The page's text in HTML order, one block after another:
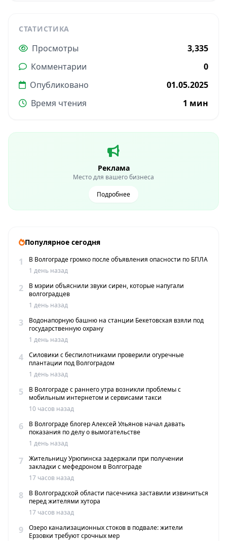
СТАТИСТИКА
Просмотры
3,335
Комментарии
0
Опубликовано
01.05.2025
Время чтения
1 мин
Реклама
Место для вашего бизнеса
Подробнее
Популярное сегодня
1
В Волгограде громко после объявления опасности по БПЛА
1 день назад
2
В мэрии объяснили звуки сирен, которые напугали
волгоградцев
1 день назад
3
Водонапорную башню на станции Бекетовская взяли под
государственную охрану
1 день назад
4
Силовики с беспилотниками проверили огуречные
плантации под Волгоградом
1 день назад
5
В Волгограде с раннего утра возникли проблемы с
мобильным интернетом и сервисами такси
10 часов назад
6
В Волгограде блогер Алексей Ульянов начал давать
показания по делу о вымогательстве
1 день назад
7
Жительницу Урюпинска задержали при получении
закладки с мефедроном в Волгограде
17 часов назад
8
В Волгоградской области пасечника заставили извиниться
перед жителями хутора
17 часов назад
9
Озеро канализационных стоков в подвале: жители
Ерзовки требуют срочных мер